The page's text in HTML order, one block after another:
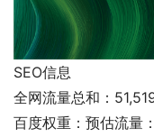
SEO信息
全网流量总和：
百度权重：预估流量